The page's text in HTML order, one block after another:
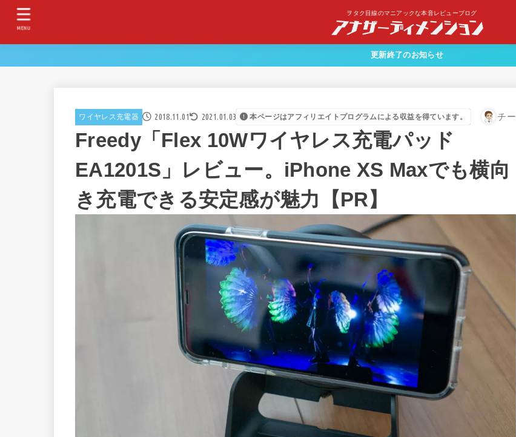
ヲタク目線のマニアックな本音レビューブログ
MENU
更新終了のお知らせ
ワイヤレス充電器 2018.11.01 2021.01.03 本ページはアフィリエイトプログラムによる収益を得ています。 チー
Freedy「Flex 10Wワイヤレス充電パッド
EA1201S」レビュー。iPhone XS Maxでも横向
き充電できる安定感が魅力【PR】